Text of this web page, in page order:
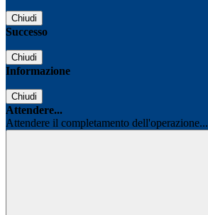
Chiudi
Successo
Chiudi
Informazione
Chiudi
Attendere...
Attendere il completamento dell'operazione...